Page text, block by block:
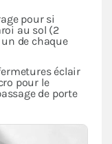
pour si
au sol (2
de chaque
éclair
pour le
de porte